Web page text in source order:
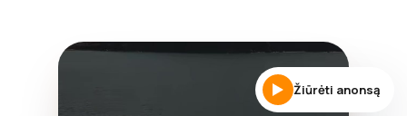
Žiūrėti anonsą